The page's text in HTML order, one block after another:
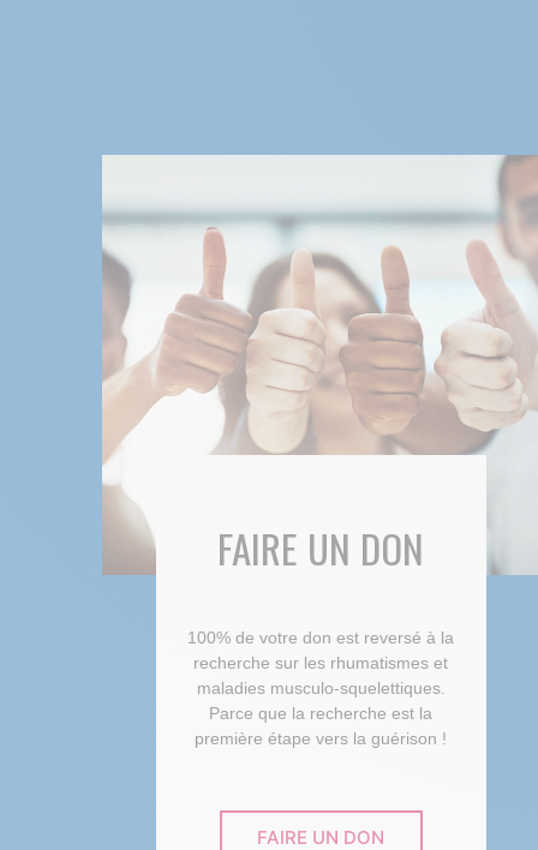
FAIRE UN DON
100% de votre don est reversé à la
recherche sur les rhumatismes et
maladies musculo-squelettiques.
Parce que la recherche est la
première étape vers la guérison !
FAIRE UN DON